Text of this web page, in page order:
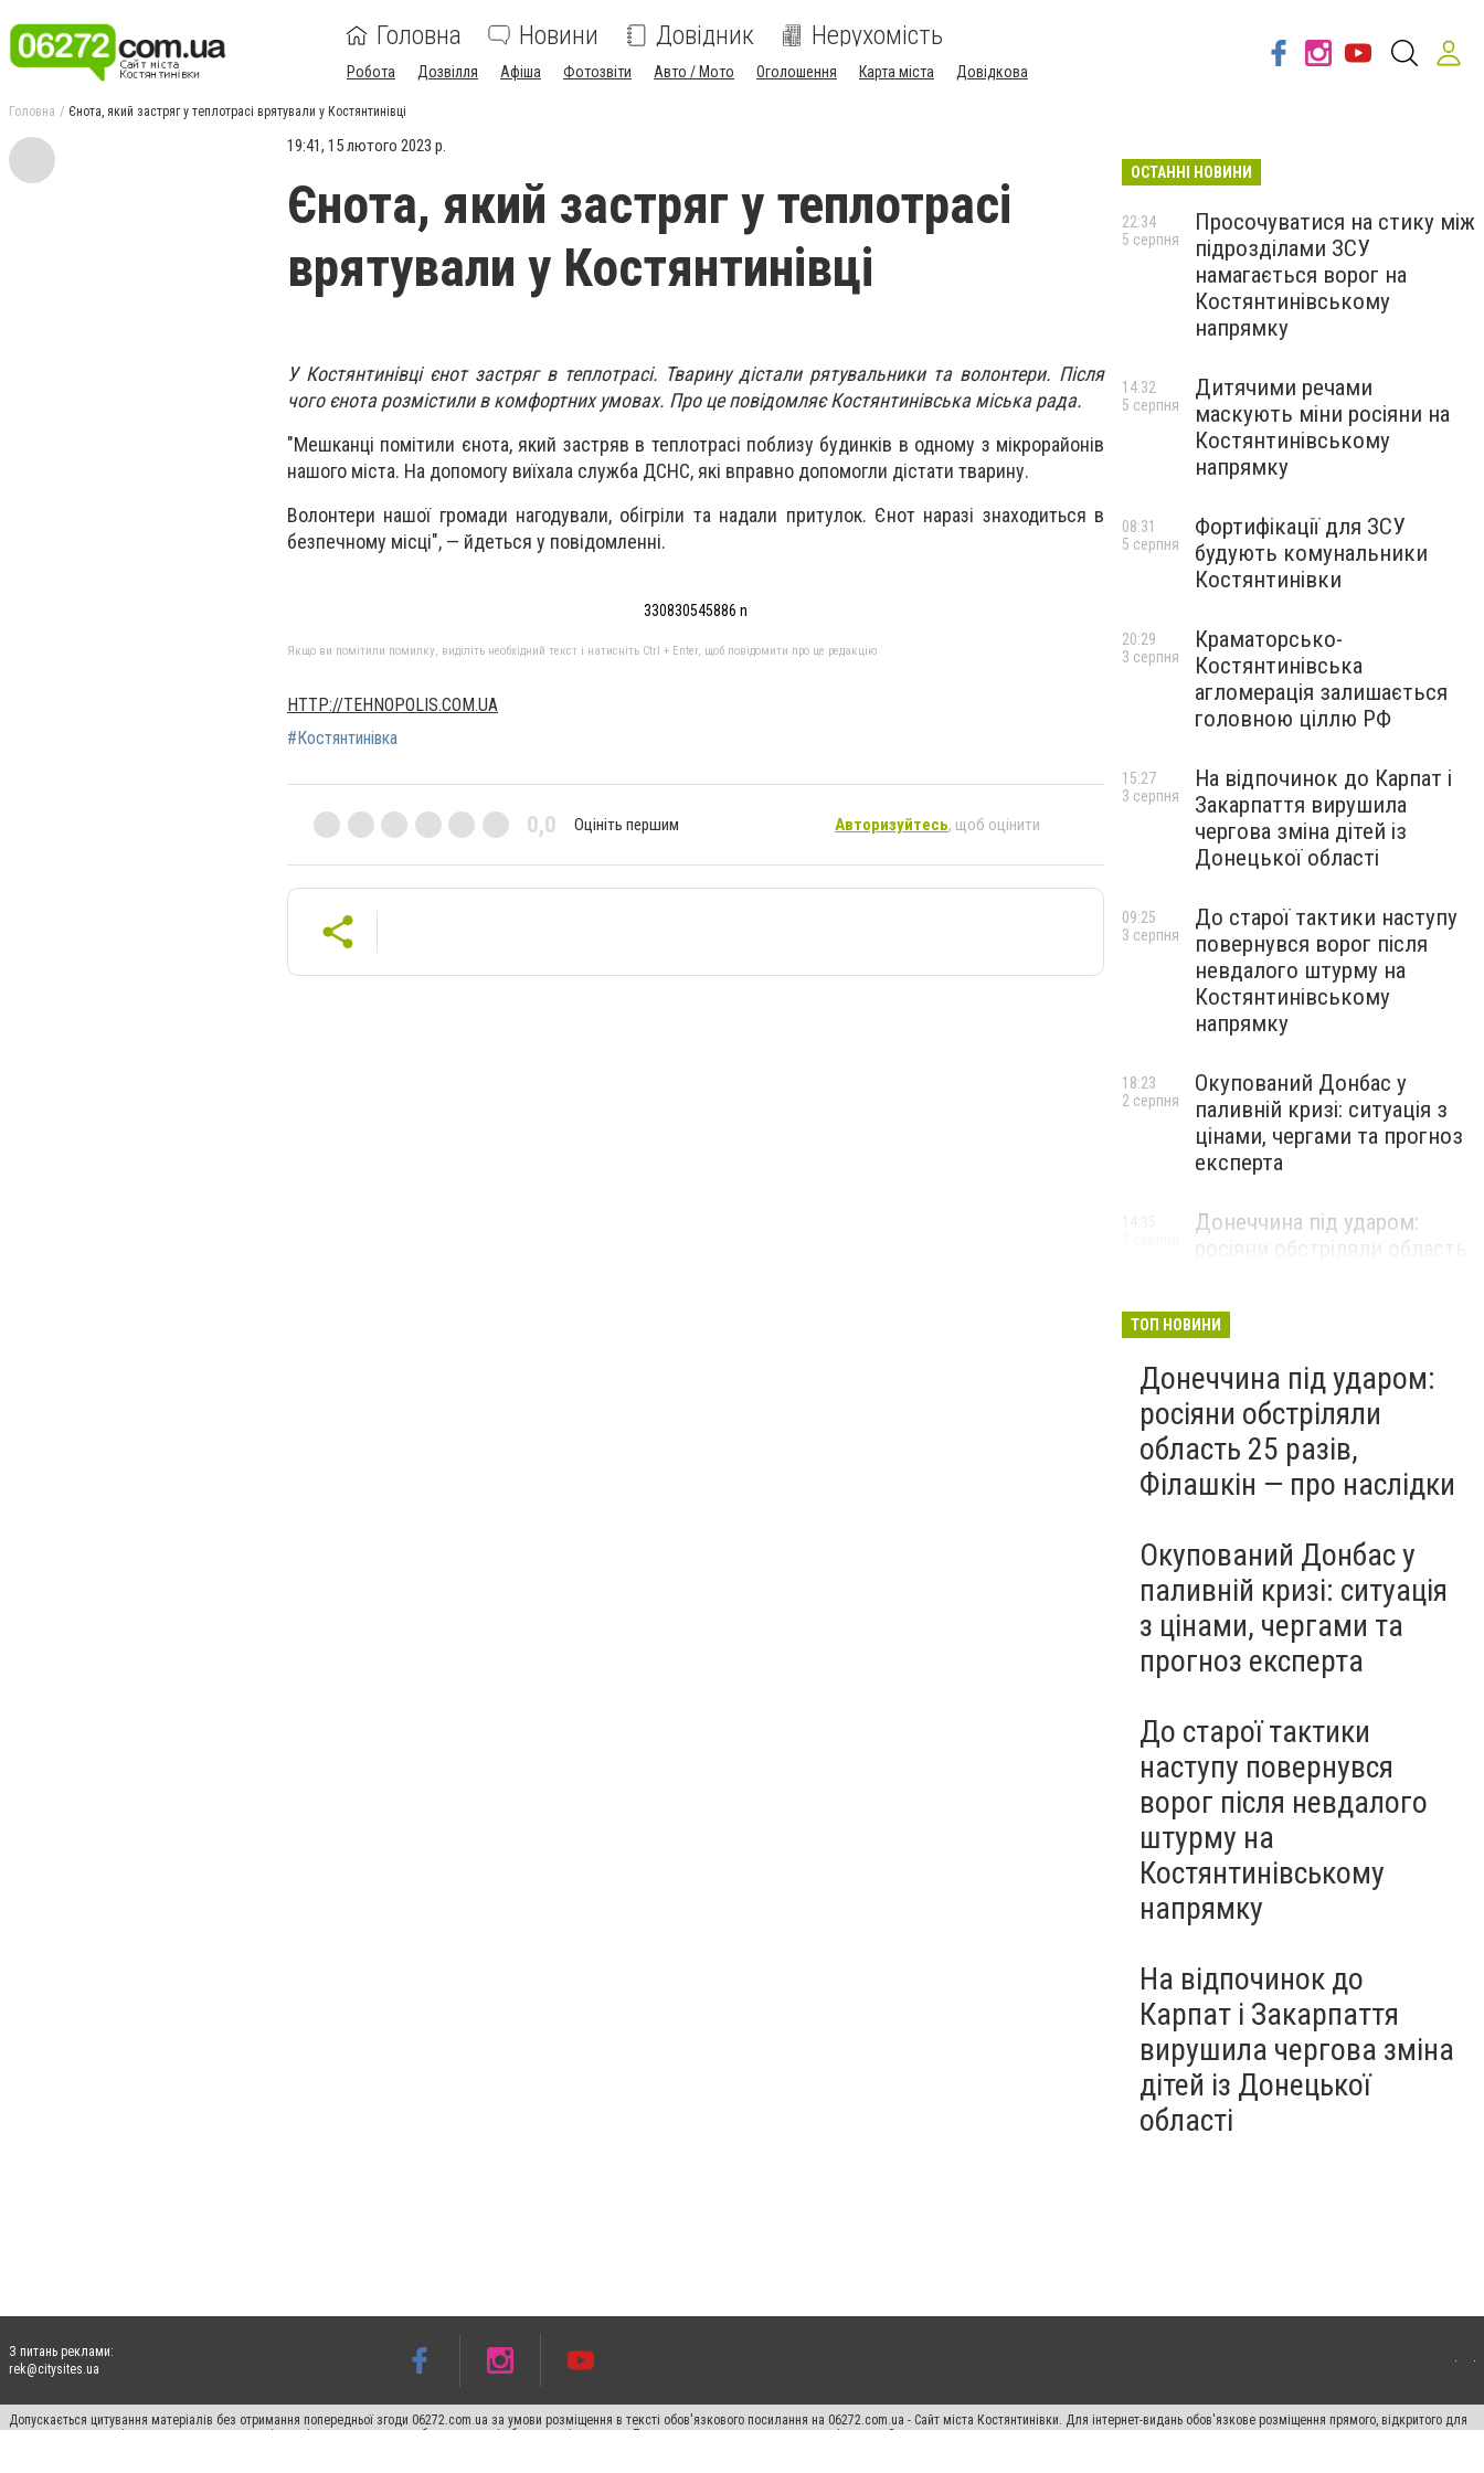
Головна Новини Довідник Нерухомість
Робота Дозвілля Афіша Фотозвіти Авто / Мото Оголошення Карта міста Довідкова
Головна Єнота, який застряг у теплотрасі врятували у Костянтинівці
19:41, 15 лютого 2023 р.
Єнота, який застряг у теплотрасі
врятували у Костянтинівці
У Костянтинівці єнот застряг в теплотрасі. Тварину дістали рятувальники та волонтери. Після
чого єнота розмістили в комфортних умовах. Про це повідомляє Костянтинівська міська рада.
"Мешканці помітили єнота, який застряв в теплотрасі поблизу будинків в одному з мікрорайонів
нашого міста. На допомогу виїхала служба ДСНС, які вправно допомогли дістати тварину.
Волонтери нашої громади нагодували, обігріли та надали притулок. Єнот наразі знаходиться в
безпечному місці", — йдеться у повідомленні.
330830545886 n
Якщо ви помітили помилку, виділіть необхідний текст і натисніть Ctrl + Enter, щоб повідомити про це редакцію
HTTP://TEHNOPOLIS.COM.UA
#Костянтинівка
0,0 Оцініть першим Авторизуйтесь, щоб оцінити
ОСТАННІ НОВИНИ
Просочуватися на стику між
підрозділами ЗСУ
намагається ворог на
Костянтинівському
напрямку
22:34
5 серпня
Дитячими речами
маскують міни росіяни на
Костянтинівському
напрямку
14:32
5 серпня
Фортифікації для ЗСУ
будують комунальники
Костянтинівки
08:31
5 серпня
Краматорсько-
Костянтинівська
агломерація залишається
головною ціллю РФ
20:29
3 серпня
На відпочинок до Карпат і
Закарпаття вирушила
чергова зміна дітей із
Донецької області
15:27
3 серпня
До старої тактики наступу
повернувся ворог після
невдалого штурму на
Костянтинівському
напрямку
09:25
3 серпня
Окупований Донбас у
паливній кризі: ситуація з
цінами, чергами та прогноз
експерта
18:23
2 серпня
Донеччина під ударом:
росіяни обстріляли область
ТОП НОВИНИ
Донеччина під ударом:
росіяни обстріляли
область 25 разів,
Філашкін — про наслідки
Окупований Донбас у
паливній кризі: ситуація
з цінами, чергами та
прогноз експерта
До старої тактики
наступу повернувся
ворог після невдалого
штурму на
Костянтинівському
напрямку
На відпочинок до
Карпат і Закарпаття
вирушила чергова зміна
дітей із Донецької
області
З питань реклами:
rek@citysites.ua
Допускається цитування матеріалів без отримання попередньої згоди 06272.com.ua за умови розміщення в тексті обов'язкового посилання на 06272.com.ua - Сайт міста Костянтинівки. Для інтернет-видань обов'язкове розміщення прямого, відкритого для
пошукових систем гіперпосилання на цитовані статті не нижче другого абзацу в тексті або в якості джерела. Порушення виняткових прав переслідується Законом.